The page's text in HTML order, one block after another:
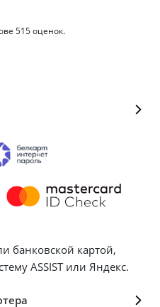
515оценок.
банковской картой,
ASSIST или Яндекс.